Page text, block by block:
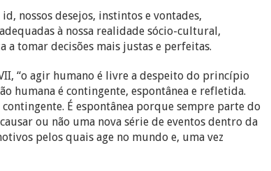
à nossa realidade sócio-cultural,
a tomar decisões mais justas e perfeitas.
humana é contingente, espontânea e refletida.
É espontânea porque sempre parte do
ou não uma nova série de eventos dentro da
pelos quais age no mundo e, uma vez